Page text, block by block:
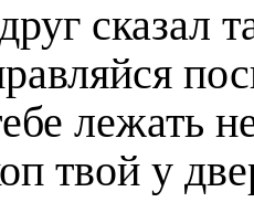
сказал
лежать
твой у